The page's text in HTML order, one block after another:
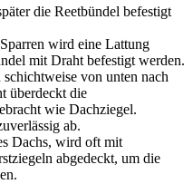
die Reetbündel befestigt
wird eine Lattung
mit Draht befestigt werden.
von unten nach
überdeckt die
wie Dachziegel.
ab.
Dachs, wird oft mit
abgedeckt, um die